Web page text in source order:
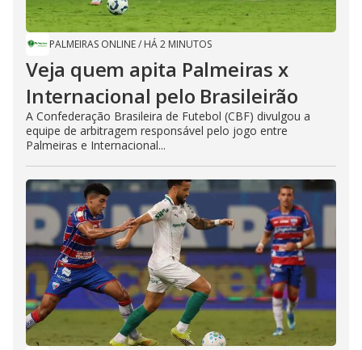
PALMEIRAS ONLINE/ HÁ 2 MINUTOS
Veja quem apita Palmeiras x
Internacional pelo Brasileirão
A Confederação Brasileira de Futebol (CBF) divulgou a
equipe de arbitragem responsável pelo jogo entre
Palmeiras e Internacional...